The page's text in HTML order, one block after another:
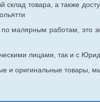
склад товара, а также
малярным работам, это
лицами, так и с
и оригинальные товары,